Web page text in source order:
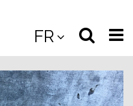
FR
Select
the
site